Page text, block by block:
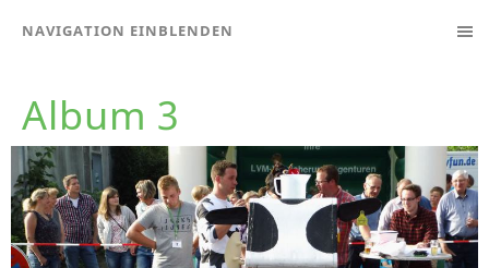
NAVIGATION EINBLENDEN
Album 3